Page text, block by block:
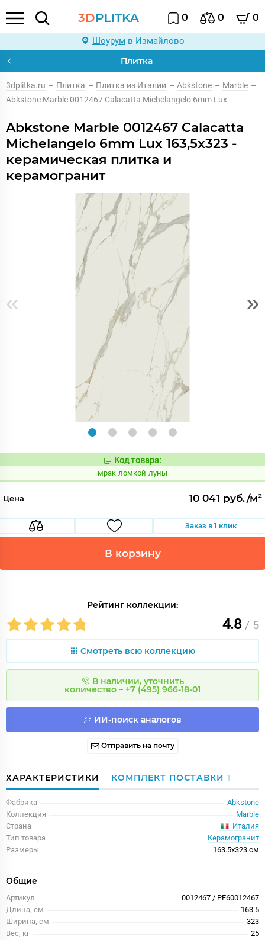
3DPLITKA 0 0 0
Шоурум в Измайлово
Плитка
3dplitka.ru – Плитка – Плитка из Италии – Abkstone – Marble –
Abkstone Marble 0012467 Calacatta Michelangelo 6mm Lux
Abkstone Marble 0012467 Calacatta
Michelangelo 6mm Lux 163,5x323 -
керамическая плитка и
керамогранит
« »
Код:
1052920
Код товара:
мрак ломкой луны
Цена 10 041 руб./м²
Заказ в 1 клик
В корзину
Рейтинг коллекции:
4.8 / 5
Смотреть всю коллекцию
В наличии, уточнить
количество – +7 (495) 966-18-01
ИИ-поиск аналогов
Отправить на почту
ХАРАКТЕРИСТИКИ КОМПЛЕКТ ПОСТАВКИ 1
Фабрика
Abkstone
Коллекция
Marble
Страна
Италия
Тип товара
Керамогранит
Размеры
163.5x323 см
Общие
Артикул
0012467 / PF60012467
Длина, см
163.5
Ширина, см
323
Вес, кг
25